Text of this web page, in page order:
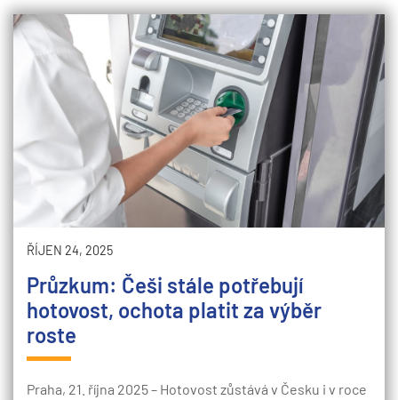
ŘÍJEN 24, 2025
Průzkum: Češi stále potřebují
hotovost, ochota platit za výběr
roste
Praha, 21. října 2025 – Hotovost zůstává v Česku i v roce